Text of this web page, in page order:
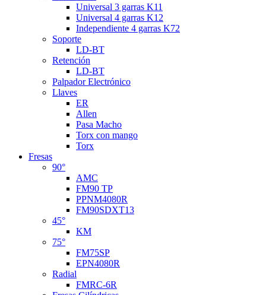
Universal 3 garras K11
Universal 4 garras K12
Independiente 4 garras K72
Soporte
LD-BT
Retención
LD-BT
Palpador Electrónico
Llaves
ER
Allen
Pasa Macho
Torx con mango
Torx
Fresas
90°
AMC
FM90 TP
PPNM4080R
FM90SDXT13
45°
KM
75°
FM75SP
EPN4080R
Radial
FMRC-6R